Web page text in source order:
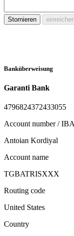
Stornieren
Banküberweisung
Garanti Bank
4796824372433055
Account number /
Antoian Kordiyal
Account name
TGBATRISXXX
Routing code
United States
Country